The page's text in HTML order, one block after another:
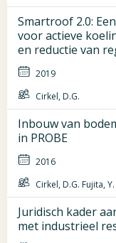
Smartroof 2.0:
voor actieve
en reductie van
2019
Cirkel, D.G.
Inbouw van
in PROBE
2016
Cirkel, D.G. Fujita,
Juridisch kader
met industrieel